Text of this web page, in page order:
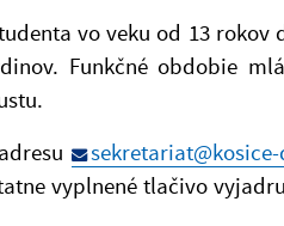
vo veku od 13 rokov
Funkčné obdobie
vyplnené tlačivo